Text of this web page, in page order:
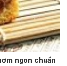
ngon chuẩn